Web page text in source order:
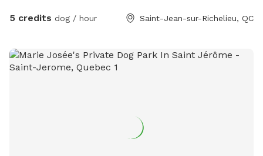
5 credits dog / hour Saint-Jean-sur-Richelieu, QC